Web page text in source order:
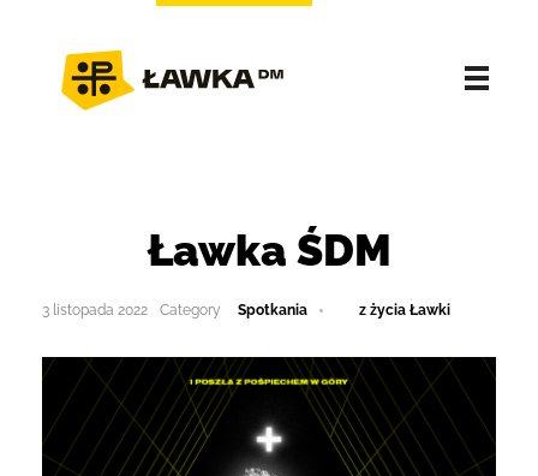
Ławka ŚDM
3 listopada 2022 Spotkania z życia Ławki